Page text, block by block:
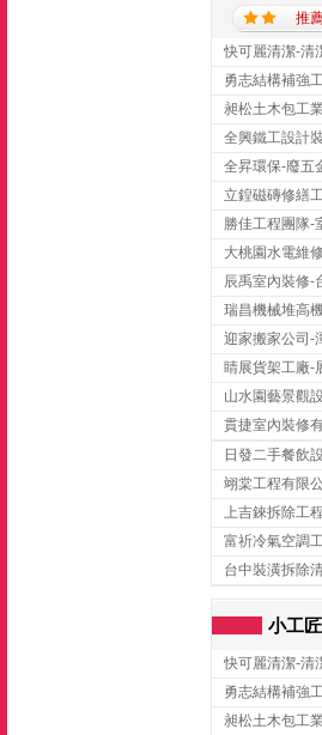
推
辰禹室內裝修-
小工